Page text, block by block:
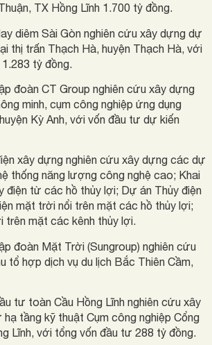
TX Hồng Lĩnh 1.700 tỷ đồng.
diêm Sài Gòn nghiên cứu xây dựng dự
thị trấn Thạch Hà, huyện Thạch Hà, với
tỷ đồng.
đoàn CT Group nghiên cứu xây dựng
minh, cụm công nghiệp ứng dụng
Kỳ Anh, với vốn đầu tư dự kiến
xây dựng nghiên cứu xây dựng các dự
thống năng lượng công nghệ cao; Khai
điện từ các hồ thủy lợi; Dự án Thủy điện
mặt trời nổi trên mặt các hồ thủy lợi;
mặt các kênh thủy lợi.
đoàn Mặt Trời (Sungroup) nghiên cứu
tổ hợp dịch vụ du lịch Bắc Thiên Cầm,
tư toàn Cầu Hồng Lĩnh nghiên cứu xây
tầng kỹ thuật Cụm công nghiệp Cổng
Lĩnh, với tổng vốn đầu tư 288 tỷ đồng.